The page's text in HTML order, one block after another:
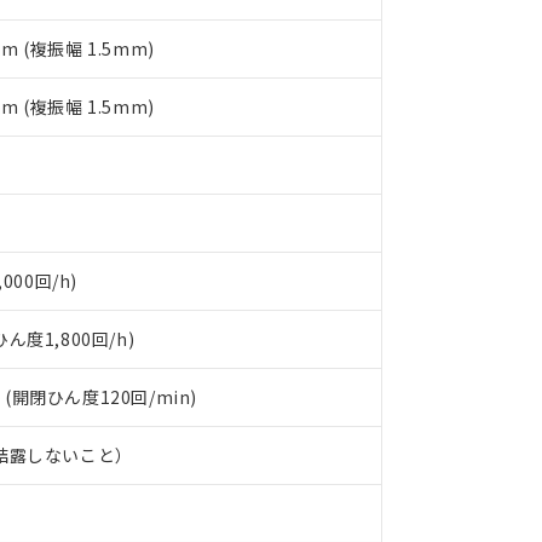
(複振幅 1.5mm)
(複振幅 1.5mm)
回/h)
ん度1,800回/h)
(開閉ひん度120回/min)
しないこと）
タル酸エステル類４物質の対応では、対応完了までの期間は出
欄に対応日を記載しておりました。